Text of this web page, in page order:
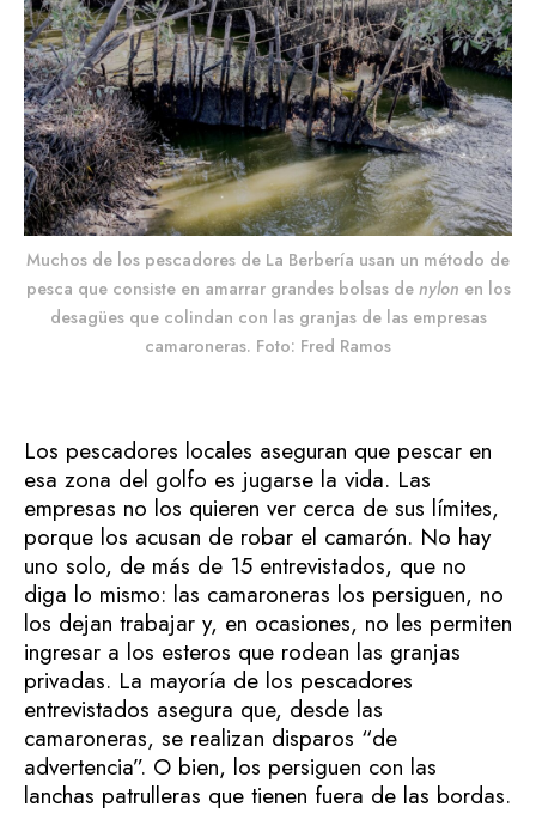
Muchos de los pescadores de La Berbería usan un método de
pesca que consiste en amarrar grandes bolsas de nylon en los
desagües que colindan con las granjas de las empresas
camaroneras. Foto: Fred Ramos
Los pescadores locales aseguran que pescar en
esa zona del golfo es jugarse la vida. Las
empresas no los quieren ver cerca de sus límites,
porque los acusan de robar el camarón. No hay
uno solo, de más de 15 entrevistados, que no
diga lo mismo: las camaroneras los persiguen, no
los dejan trabajar y, en ocasiones, no les permiten
ingresar a los esteros que rodean las granjas
privadas. La mayoría de los pescadores
entrevistados asegura que, desde las
camaroneras, se realizan disparos “de
advertencia”. O bien, los persiguen con las
lanchas patrulleras que tienen fuera de las bordas.